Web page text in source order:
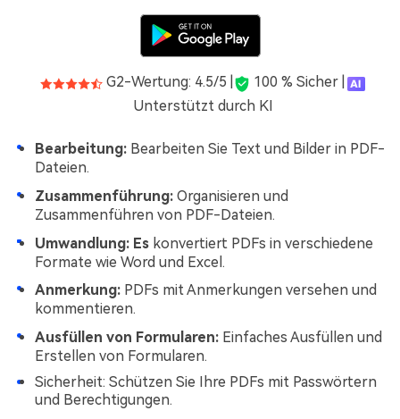
G2-Wertung: 4.5/5 |
100 % Sicher |
Unterstützt durch KI
Bearbeitung: Bearbeiten Sie Text und Bilder in PDF-
Dateien.
Zusammenführung: Organisieren und
Zusammenführen von PDF-Dateien.
Umwandlung: Es konvertiert PDFs in verschiedene
Formate wie Word und Excel.
Anmerkung: PDFs mit Anmerkungen versehen und
kommentieren.
Ausfüllen von Formularen: Einfaches Ausfüllen und
Erstellen von Formularen.
Sicherheit: Schützen Sie Ihre PDFs mit Passwörtern
und Berechtigungen.